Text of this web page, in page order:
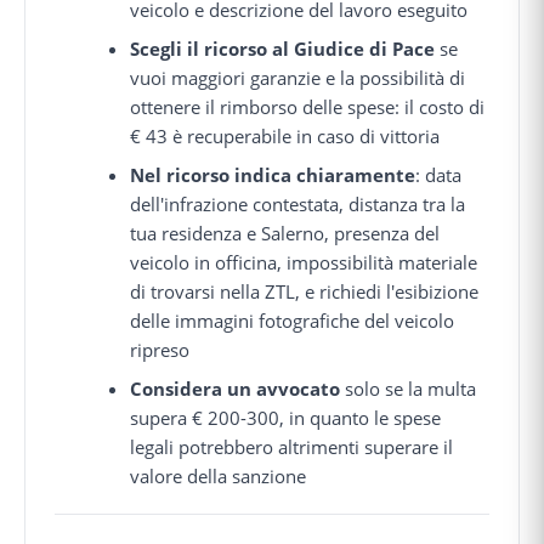
veicolo e descrizione del lavoro eseguito
Scegli il ricorso al Giudice di Pace se
vuoi maggiori garanzie e la possibilità di
ottenere il rimborso delle spese: il costo di
€ 43 è recuperabile in caso di vittoria
Nel ricorso indica chiaramente: data
dell'infrazione contestata, distanza tra la
tua residenza e Salerno, presenza del
veicolo in officina, impossibilità materiale
di trovarsi nella ZTL, e richiedi l'esibizione
delle immagini fotografiche del veicolo
ripreso
Considera un avvocato solo se la multa
supera € 200-300, in quanto le spese
legali potrebbero altrimenti superare il
valore della sanzione